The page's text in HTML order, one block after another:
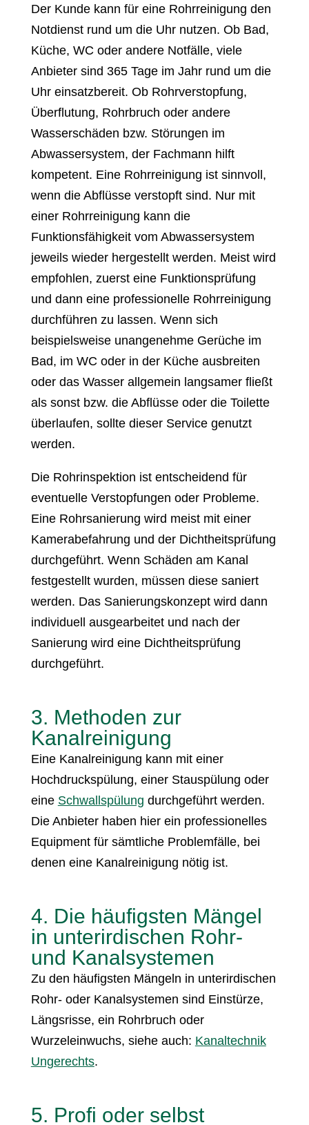
Der Kunde kann für eine Rohrreinigung den
Notdienst rund um die Uhr nutzen. Ob Bad,
Küche, WC oder andere Notfälle, viele
Anbieter sind 365 Tage im Jahr rund um die
Uhr einsatzbereit. Ob Rohrverstopfung,
Überflutung, Rohrbruch oder andere
Wasserschäden bzw. Störungen im
Abwassersystem, der Fachmann hilft
kompetent. Eine Rohrreinigung ist sinnvoll,
wenn die Abflüsse verstopft sind. Nur mit
einer Rohrreinigung kann die
Funktionsfähigkeit vom Abwassersystem
jeweils wieder hergestellt werden. Meist wird
empfohlen, zuerst eine Funktionsprüfung
und dann eine professionelle Rohrreinigung
durchführen zu lassen. Wenn sich
beispielsweise unangenehme Gerüche im
Bad, im WC oder in der Küche ausbreiten
oder das Wasser allgemein langsamer fließt
als sonst bzw. die Abflüsse oder die Toilette
überlaufen, sollte dieser Service genutzt
werden.
Die Rohrinspektion ist entscheidend für
eventuelle Verstopfungen oder Probleme.
Eine Rohrsanierung wird meist mit einer
Kamerabefahrung und der Dichtheitsprüfung
durchgeführt. Wenn Schäden am Kanal
festgestellt wurden, müssen diese saniert
werden. Das Sanierungskonzept wird dann
individuell ausgearbeitet und nach der
Sanierung wird eine Dichtheitsprüfung
durchgeführt.
3. Methoden zur
Kanalreinigung
Eine Kanalreinigung kann mit einer
Hochdruckspülung, einer Stauspülung oder
eine Schwallspülung durchgeführt werden.
Die Anbieter haben hier ein professionelles
Equipment für sämtliche Problemfälle, bei
denen eine Kanalreinigung nötig ist.
4. Die häufigsten Mängel
in unterirdischen Rohr-
und Kanalsystemen
Zu den häufigsten Mängeln in unterirdischen
Rohr- oder Kanalsystemen sind Einstürze,
Längsrisse, ein Rohrbruch oder
Wurzeleinwuchs, siehe auch: Kanaltechnik
Ungerechts.
5. Profi oder selbst